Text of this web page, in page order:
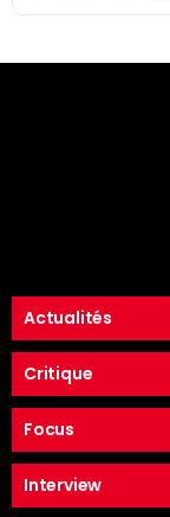
Actualités
Critique
Focus
Interview